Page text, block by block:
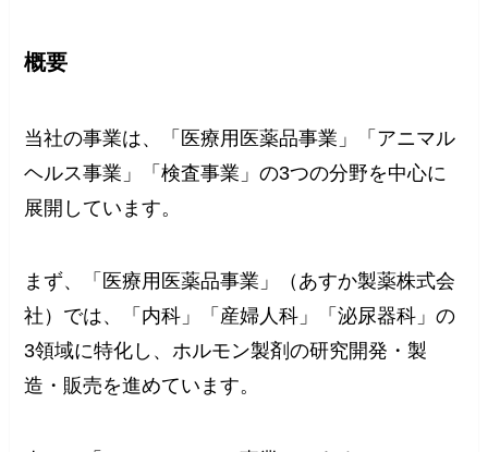
概要
当社の事業は、「医療用医薬品事業」「アニマル
ヘルス事業」「検査事業」の3つの分野を中心に
展開しています。
まず、「医療用医薬品事業」（あすか製薬株式会
社）では、「内科」「産婦人科」「泌尿器科」の
3領域に特化し、ホルモン製剤の研究開発・製
造・販売を進めています。